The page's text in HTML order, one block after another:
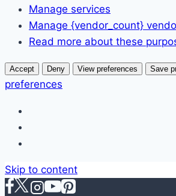
Manage services
Manage {vendor_count}
Read more about these
Accept Deny View preferences Save
preferences
Skip to content